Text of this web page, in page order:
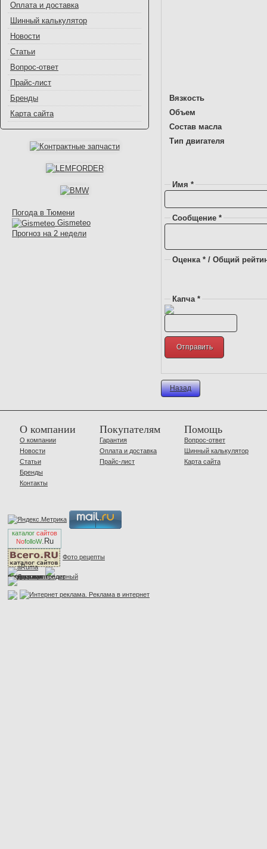
Оплата и доставка
Шинный калькулятор
Новости
Статьи
Вопрос-ответ
Прайс-лист
Бренды
Карта сайта
Погода в Тюмени
Gismeteo
Прогноз на 2 недели
Вязкость
Объем
Состав масла
Тип двигателя
Имя *
Сообщение *
Оценка * / Общий
Капча *
Назад
О компании
О компании
Новости
Статьи
Бренды
Контакты
Покупателям
Гарантия
Оплата и доставка
Прайс-лист
Помощь
Вопрос-ответ
Шинный калькулятор
Карта сайта
каталог сайтов
NofolloW.Ru
Фото рецепты